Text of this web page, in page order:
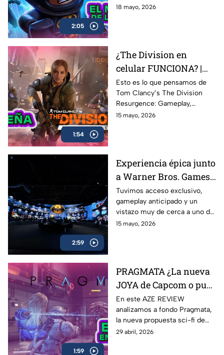
2:05
aventura llena de acción,
18 mayo, 2026
1:54
¿The Division en
celular FUNCIONA? |
Probamos Tom
Clancy's The Division
Resurgence AZE
Review
Esto es lo que pensamos de
Tom Clancy’s The Division
Resurgence: Gameplay,
gráficos, combate, mundo
15 mayo, 2026
2:59
Experiencia épica junto
a Warner Bros. Games
antes del estreno de
LEGO Batman: El
Legado del Caballero de
la Noche
Tuvimos acceso exclusivo,
gameplay anticipado y un
vistazo muy de cerca a uno de
los lanzamientos más
15 mayo, 2026
1:59
PRAGMATA ¿La nueva
JOYA de Capcom o pura
expectativa? | AZE
Review
En este AZE REVIEW
analizamos a fondo Pragmata,
la nueva propuesta sci-fi de
Capcom que ha generado
29 abril, 2026